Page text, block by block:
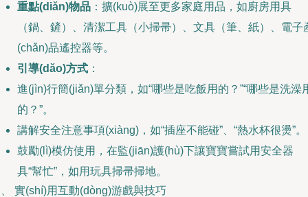
重點(diǎn)物品 ：擴(kuò)展至更多家庭用品，如廚房用具
（鍋、鏟）、清潔工具（小掃帚）、文具（筆、紙）、電子
(chǎn)品遙控器等。
引導(dǎo)方式 ：
進(jìn)行簡(jiǎn)單分類，如“哪些是吃飯用的？”“哪些是洗澡
的？”。
講解安全注意事項(xiàng)，如“插座不能碰”、“熱水杯很燙”。
鼓勵(lì)模仿使用，在監(jiān)護(hù)下讓寶寶嘗試用安全器
具“幫忙”，如用玩具掃帚掃地。
實(shí)用互動(dòng)游戲與技巧